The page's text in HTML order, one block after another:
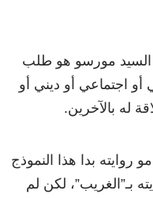
السيد مورسو هو طلب
أو اجتماعي أو ديني أو
له بالآخرين.
كامو روايته بدا هذا النموذج
بـ”الغريب”، لكن لم